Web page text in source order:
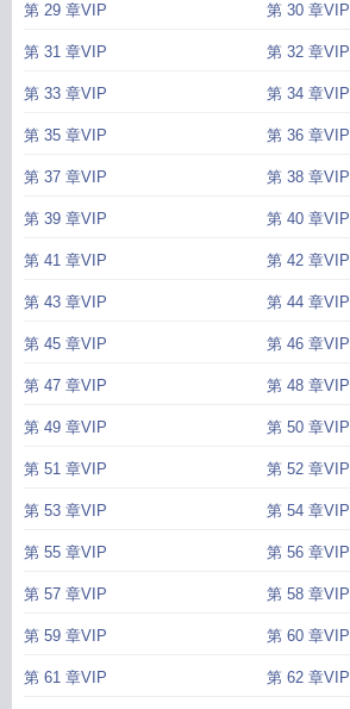
第 29 章VIP 第 30 章VIP
第 31 章VIP 第 32 章VIP
第 33 章VIP 第 34 章VIP
第 35 章VIP 第 36 章VIP
第 37 章VIP 第 38 章VIP
第 39 章VIP 第 40 章VIP
第 41 章VIP 第 42 章VIP
第 43 章VIP 第 44 章VIP
第 45 章VIP 第 46 章VIP
第 47 章VIP 第 48 章VIP
第 49 章VIP 第 50 章VIP
第 51 章VIP 第 52 章VIP
第 53 章VIP 第 54 章VIP
第 55 章VIP 第 56 章VIP
第 57 章VIP 第 58 章VIP
第 59 章VIP 第 60 章VIP
第 61 章VIP 第 62 章VIP